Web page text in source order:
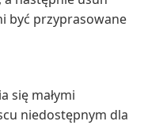
być przyprasowane
się małymi
niedostępnym dla